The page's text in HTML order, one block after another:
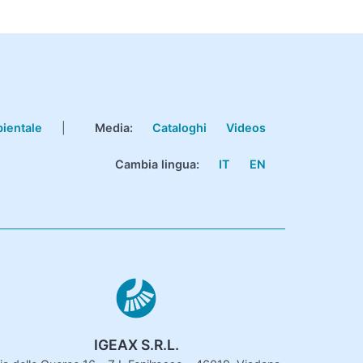
Media: Cataloghi Videos
Cambia lingua: IT EN
IGEAX S.R.L.